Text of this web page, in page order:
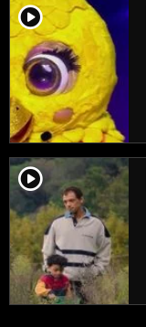
player2
player2